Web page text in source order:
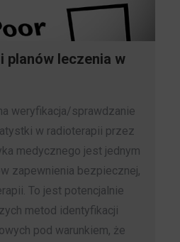
planów leczenia w
weryfikacja/sprawdzanie
w radioterapii przez
medycznego jest jednym
zapewnienia bezpiecznej,
To jest potencjalnie
metod identyfikacji
pod warunkiem, że